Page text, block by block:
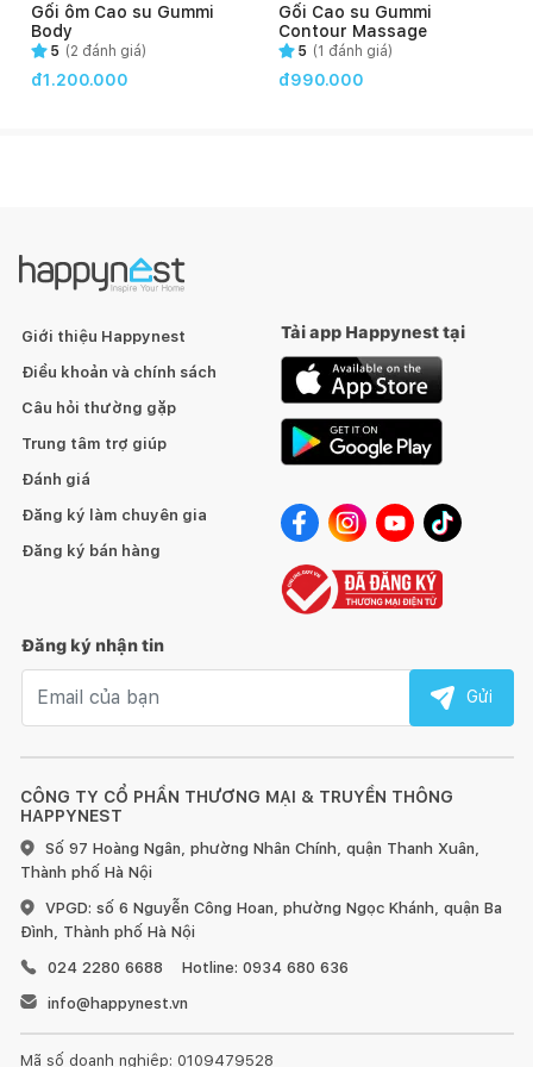
bảo hành 10 năm. Bảo hành này có hiệu lực trong vòng 10 năm
đầu sử dụng và được tính từ ngày bạn nhận được nệm.
cháy…
Gối ôm Cao su Gummi
Body
5 (2 đánh giá)
đ1.200.000
Gối Cao su Gummi
Contour Massage
5 (1 đánh giá)
đ990.000
CÔNG TY CỔ PHẦN THƯƠNG MẠI & TRUYỀN THÔNG
HAPPYNEST
Số 97 Hoàng Ngân, phường Nhân Chính, quận Thanh Xuân,
Thành phố Hà Nội
VPGD: số 6 Nguyễn Công Hoan, phường Ngọc Khánh, quận Ba
Đình, Thành phố Hà Nội
024 2280 6688
Hotline: 0934 680 636
info@happynest.vn
Mã số doanh nghiệp: 0109479528
Giới thiệu Happynest
Điều khoản và chính sách
Câu hỏi thường gặp
Trung tâm trợ giúp
Đánh giá
Đăng ký làm chuyên gia
Đăng ký bán hàng
Tải app Happynest tại
Đăng ký nhận tin
Gửi